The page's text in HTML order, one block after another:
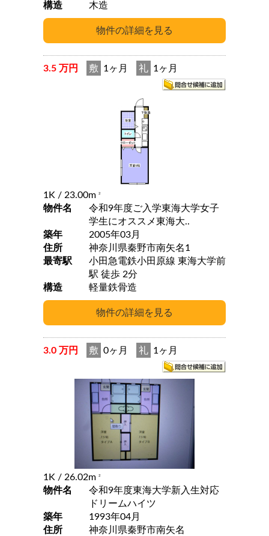
構造
木造
3.5 万円 敷 1ヶ月 礼 1ヶ月
1K / 23.00m 2
物件名
令和9年度ご入学東海大学女子
学生にオススメ東海大..
築年
2005年03月
住所
神奈川県秦野市南矢名1
最寄駅
小田急電鉄小田原線 東海大学前
駅 徒歩 2分
構造
軽量鉄骨造
3.0 万円 敷 0ヶ月 礼 1ヶ月
1K / 26.02m 2
物件名
令和9年度東海大学新入生対応
ドリームハイツ
築年
1993年04月
住所
神奈川県秦野市南矢名